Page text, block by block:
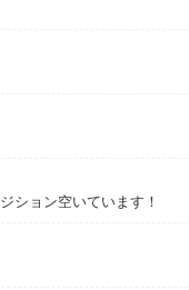
ション空いています！